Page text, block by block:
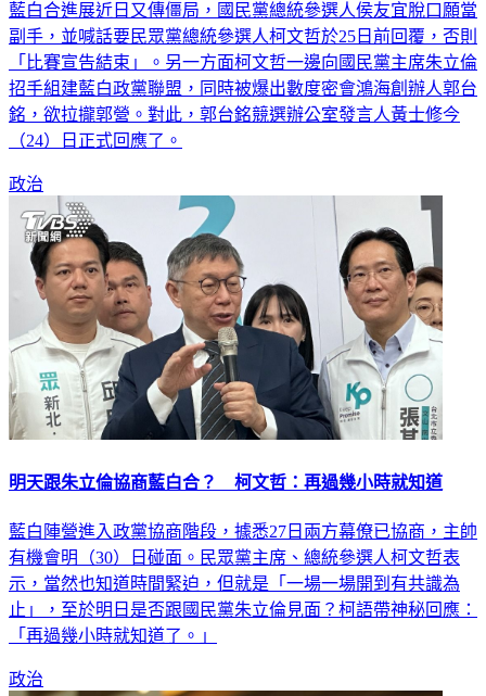
藍白合進展近日又傳僵局，國民黨總統參選人侯友宜脫口願當
副手，並喊話要民眾黨總統參選人柯文哲於25日前回覆，否則
「比賽宣告結束」。另一方面柯文哲一邊向國民黨主席朱立倫
招手組建藍白政黨聯盟，同時被爆出數度密會鴻海創辦人郭台
銘，欲拉攏郭營。對此，郭台銘競選辦公室發言人黃士修今
（24）日正式回應了。
政治
明天跟朱立倫協商藍白合？ 柯文哲：再過幾小時就知道
藍白陣營進入政黨協商階段，據悉27日兩方幕僚已協商，主帥
有機會明（30）日碰面。民眾黨主席、總統參選人柯文哲表
示，當然也知道時間緊迫，但就是「一場一場開到有共識為
止」，至於明日是否跟國民黨朱立倫見面？柯語帶神秘回應：
「再過幾小時就知道了。」
政治